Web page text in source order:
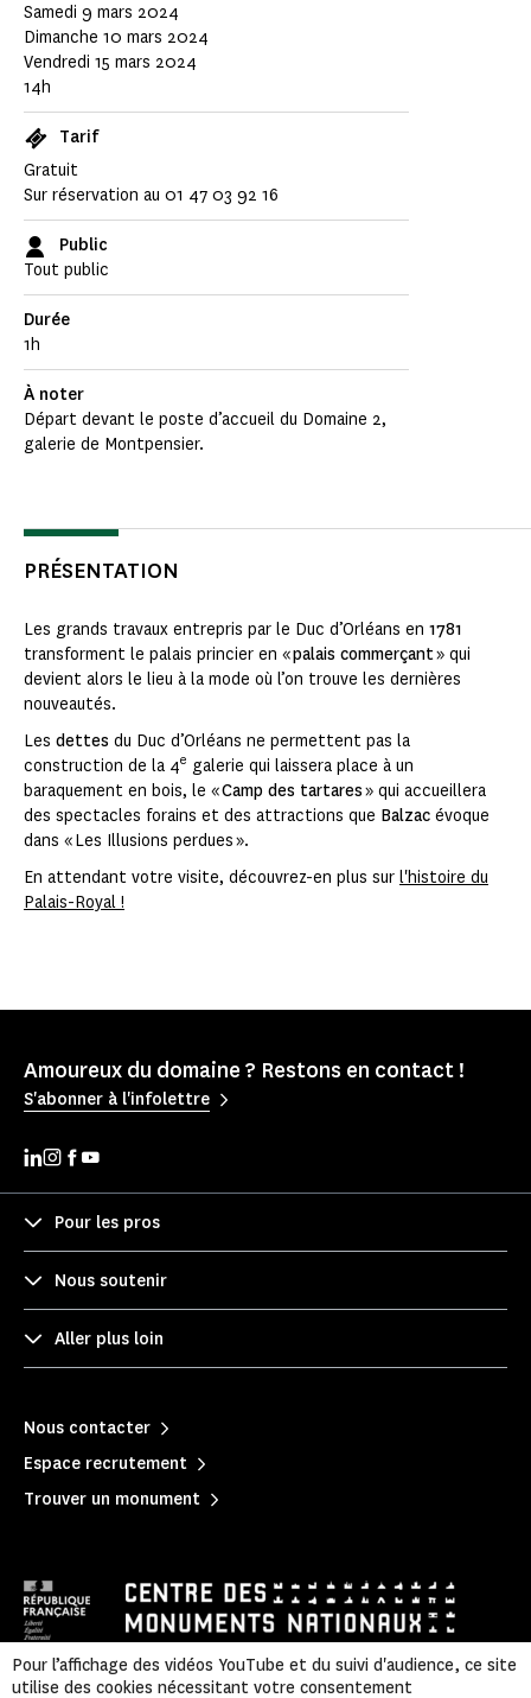
Samedi 9 mars 2024
Dimanche 10 mars 2024
Vendredi 15 mars 2024
14h
Tarif
Gratuit
Sur réservation au 01 47 03 92 16
Public
Tout public
Durée
1h
À noter
Départ devant le poste d’accueil du Domaine 2,
galerie de Montpensier.
PRÉSENTATION
Les grands travaux entrepris par le Duc d’Orléans en 1781
transforment le palais princier en «palais commerçant» qui
devient alors le lieu à la mode où l’on trouve les dernières
nouveautés.
Les dettes du Duc d’Orléans ne permettent pas la
construction de la 4e galerie qui laissera place à un
baraquement en bois, le «Camp des tartares» qui accueillera
des spectacles forains et des attractions que Balzac évoque
dans « Les Illusions perdues ».
En attendant votre visite, découvrez-en plus sur l'histoire du
Palais-Royal !
Amoureux du domaine ? Restons en contact !
S'abonner à l'infolettre
Pour les pros
Nous soutenir
Aller plus loin
Nous contacter
Espace recrutement
Trouver un monument
Politique de confidentialité | Mentions légales |
Pour l’affichage des vidéos YouTube et du suivi d'audience, ce site
utilise des cookies nécessitant votre consentement